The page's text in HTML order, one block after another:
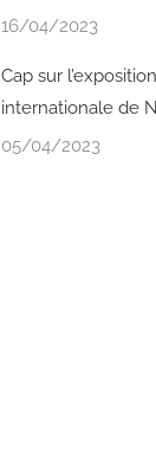
16/04/2023
Cap sur
internationale de
05/04/2023